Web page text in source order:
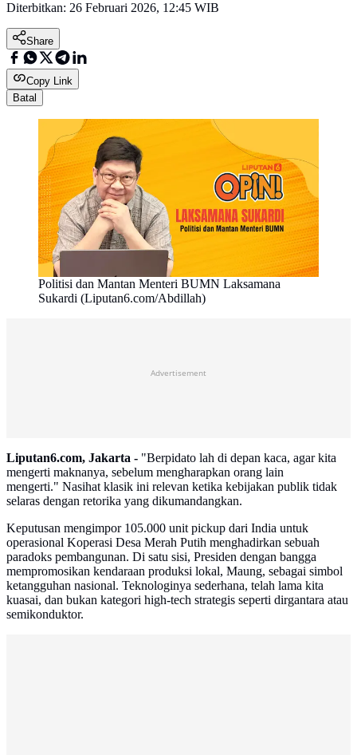
Diterbitkan: 26 Februari 2026, 12:45 WIB
Share
Copy Link
Batal
Politisi dan Mantan Menteri BUMN Laksamana
Sukardi (Liputan6.com/Abdillah)
Advertisement
Liputan6.com, Jakarta - "Berpidato lah di depan kaca, agar kita
mengerti maknanya, sebelum mengharapkan orang lain
mengerti." Nasihat klasik ini relevan ketika kebijakan publik tidak
selaras dengan retorika yang dikumandangkan.
Keputusan mengimpor 105.000 unit pickup dari India untuk
operasional Koperasi Desa Merah Putih menghadirkan sebuah
paradoks pembangunan. Di satu sisi, Presiden dengan bangga
mempromosikan kendaraan produksi lokal, Maung, sebagai simbol
ketangguhan nasional. Teknologinya sederhana, telah lama kita
kuasai, dan bukan kategori high-tech strategis seperti dirgantara atau
semikonduktor.